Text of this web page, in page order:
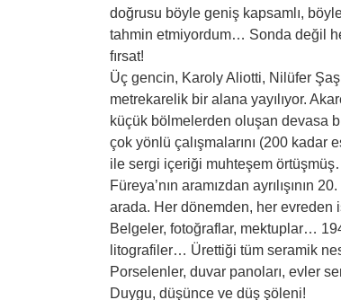
doğrusu böyle geniş kapsamlı,
tahmin etmiyordum… Sonda değil
fırsat!
Üç gencin, Karoly Aliotti, Nilüfer
metrekarelik bir alana yayılıyor.
küçük bölmelerden oluşan devasa
çok yönlü çalışmalarını (200
ile sergi içeriği muhteşem
Füreya’nın aramızdan ayrılışının
arada. Her dönemden, her evreden
Belgeler, fotoğraflar, mektuplar…
litografiler… Ürettiği tüm seramik
Porselenler, duvar panoları, evler
Duygu, düşünce ve düş şöleni!